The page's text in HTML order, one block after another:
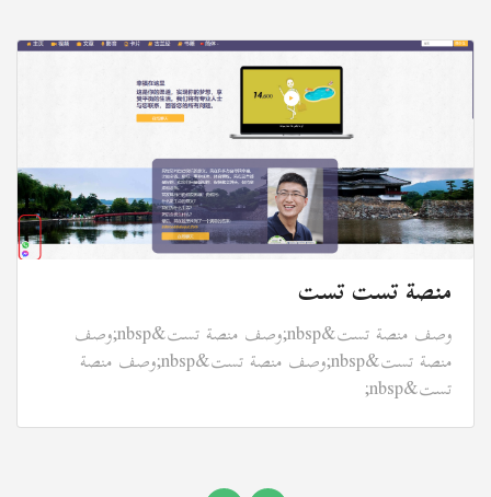
منصة تست تست
وصف منصة تست&nbsp;وصف منصة تست&nbsp;وصف
منصة تست&nbsp;وصف منصة تست&nbsp;وصف منصة
تست&nbsp;